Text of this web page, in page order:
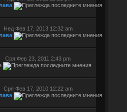
Нед Фев 17, 2013 12:32 am
Сря Фев 23, 2011 2:43 pm
Сря Фев 17, 2010 12:22 am